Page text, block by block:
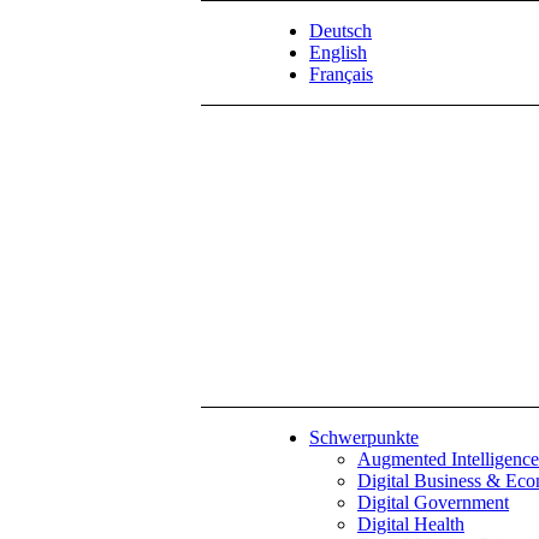
Deutsch
English
Français
Schwerpunkte
Augmented Intelligence
Digital Business &
Digital Government
Digital Health